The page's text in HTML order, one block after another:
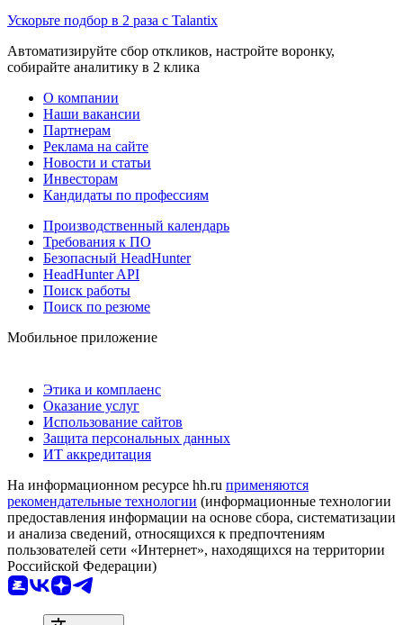
Ускорьте подбор в 2 раза с Talantix
Автоматизируйте сбор откликов, настройте воронку,
собирайте аналитику в 2 клика
О компании
Наши вакансии
Партнерам
Реклама на сайте
Новости и статьи
Инвесторам
Кандидаты по профессиям
Производственный календарь
Требования к ПО
Безопасный HeadHunter
HeadHunter API
Поиск работы
Поиск по резюме
Мобильное приложение
Этика и комплаенс
Оказание услуг
Использование сайтов
Защита персональных данных
ИТ аккредитация
На информационном ресурсе hh.ru применяются
рекомендательные технологии (информационные технологии
предоставления информации на основе сбора, систематизации
и анализа сведений, относящихся к предпочтениям
пользователей сети «Интернет», находящихся на территории
Российской Федерации)